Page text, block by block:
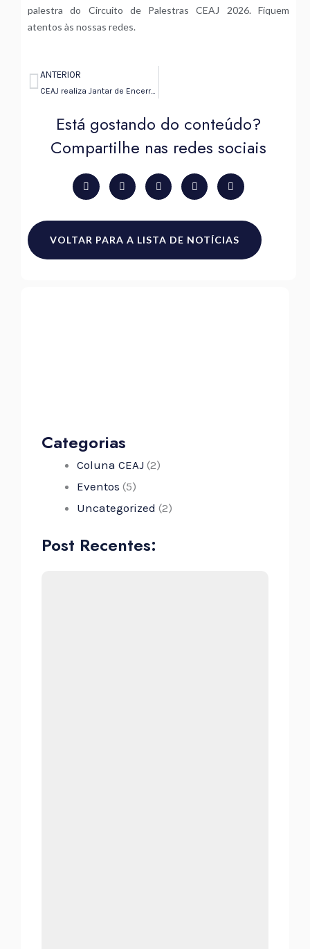
palestra do Circuito de Palestras CEAJ 2026. Fiquem
atentos às nossas redes.
Anterior
ANTERIOR
CEAJ realiza Jantar de Encerramento 2025 com lançamento de livro e homenagens
Está gostando do conteúdo?
Compartilhe nas redes sociais
VOLTAR PARA A LISTA DE NOTÍCIAS
Categorias
Coluna CEAJ (2)
Eventos (5)
Uncategorized (2)
Post Recentes: